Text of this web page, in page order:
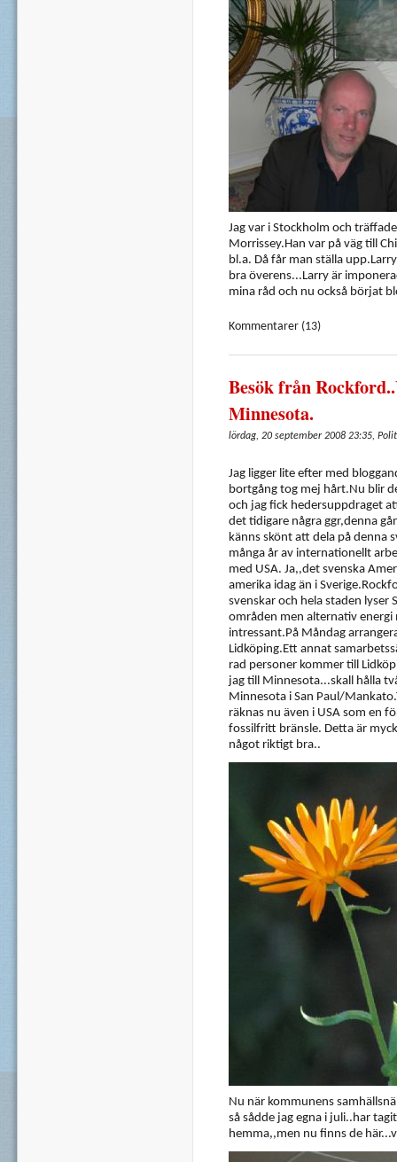
Jag var i Stockholm och
Morrissey.Han var på väg till
bl.a. Då får man ställa
bra överens...Larry är
mina råd och nu också börjat
Kommentarer (13)
Besök från
Minnesota.
lördag, 20 september 2008 23:35,
Jag ligger lite efter med
bortgång tog mej hårt.Nu blir
och jag fick hedersuppdraget
det tidigare några ggr,denna
känns skönt att dela på denna
många år av internationellt
med USA. Ja,,det svenska
amerika idag än i
svenskar och hela staden lyser
områden men alternativ
intressant.På Måndag
Lidköping.Ett annat
rad personer kommer till
jag till Minnesota...skall hålla
Minnesota i San Paul/
räknas nu även i USA som en
fossilfritt bränsle. Detta är
något riktigt bra..
Nu när kommunens
så sådde jag egna i juli..har
hemma,,men nu finns de